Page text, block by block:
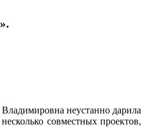
неустанно дарила
совместных проектов,